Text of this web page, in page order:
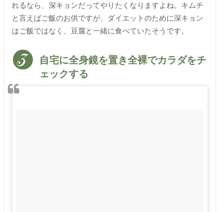
れるなら、深キョンだってやりたくなりますよね。キムチ
と言えばご飯のお供ですが、ダイエットのために深キョン
はご飯ではなく、豆腐と一緒に食べていたそうです。
自宅に全身鏡を置き全裸でカラダをチ
ェックする